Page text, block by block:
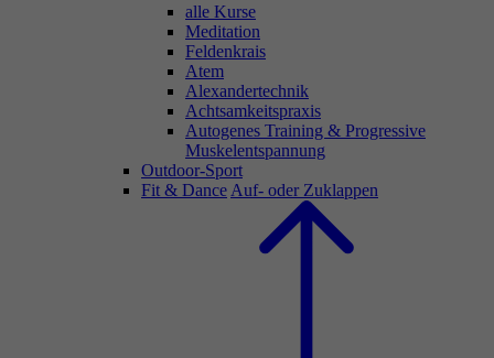
alle Kurse
Meditation
Feldenkrais
Atem
Alexandertechnik
Achtsamkeitspraxis
Autogenes Training & Progressive
Muskelentspannung
Outdoor-Sport
Fit & Dance Auf- oder Zuklappen